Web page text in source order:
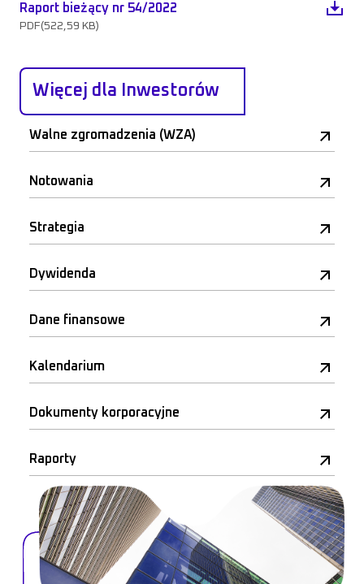
Raport bieżący nr 54/2022
PDF(522,59 KB)
Więcej dla Inwestorów
Walne zgromadzenia (WZA)
Notowania
Strategia
Dywidenda
Dane finansowe
Kalendarium
Dokumenty korporacyjne
Raporty